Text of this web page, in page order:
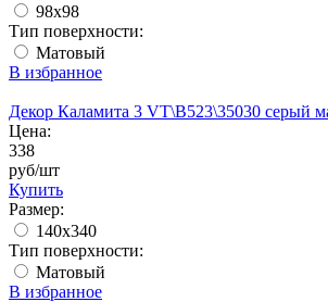
98x98
Тип поверхности:
Матовый
В избранное
Декор Каламита 3 VT\B523\35030 серый
Цена:
338
руб/шт
Купить
Размер:
140x340
Тип поверхности:
Матовый
В избранное